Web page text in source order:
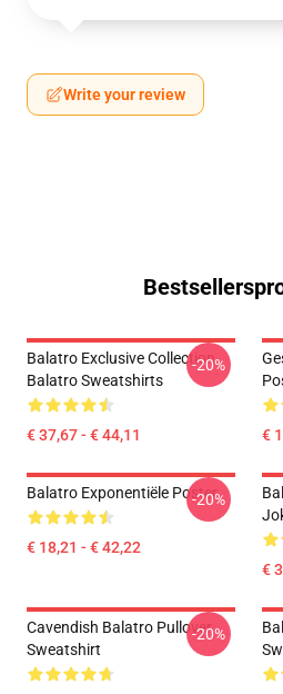
Write your review
Balatro Exclusive Collection
Balatro Sweatshirts
€ 37,67 - € 44,11
-20%
€
Balatro Exponentiële Poster
€ 18,21 - € 42,22
-20%
€
Cavendish Balatro Pullover
Sweatshirt
-20%